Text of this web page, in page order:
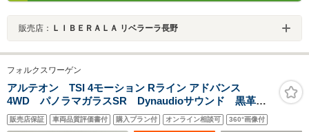
販売店： ＬＩＢＥＲＡＬＡ リベラーラ長野
フォルクスワーゲン
アルテオン TSI 4モーション Rライン アドバンス
4WD パノラマガラスSR Dynaudioサウンド 黒革
全席シートヒーター パワーシート アダプティブLED
ヘッドライト オートハイビーム アンビエントライ
販売店保証 車両品質評価書付 購入プラン付 オンライン相談可 360°画像付